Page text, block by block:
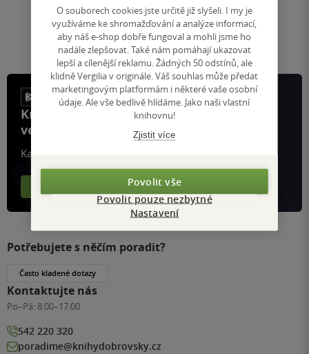
1
Přejít
na
stránku
/ 1
Knihy, recenze a klubové výhody
ve vaší kapse a naší appce KDčko
Každý měsíc společně přečteme tisíce knih
Více o klubu
Potřebujete s něčím poradit?
Často kladené dotazy
Kontaktujte nás
Po–Pá: 8:00–17:00
542 220 320
poradime@knihydobrovsky.cz
O souborech cookies jste určitě již slyšeli. I my je
využíváme ke shromažďování a analýze informací,
aby náš e-shop dobře fungoval a mohli jsme ho
nadále zlepšovat. Také nám pomáhají ukazovat
lepší a cílenější reklamu. Žádných 50 odstínů, ale
klidně Vergilia v originále. Váš souhlas může předat
marketingovým platformám i některé vaše osobní
údaje. Ale vše bedlivě hlídáme. Jako naši vlastní
knihovnu!
Zjistit více
Povolit vše
Povolit pouze nezbytné
Nastavení